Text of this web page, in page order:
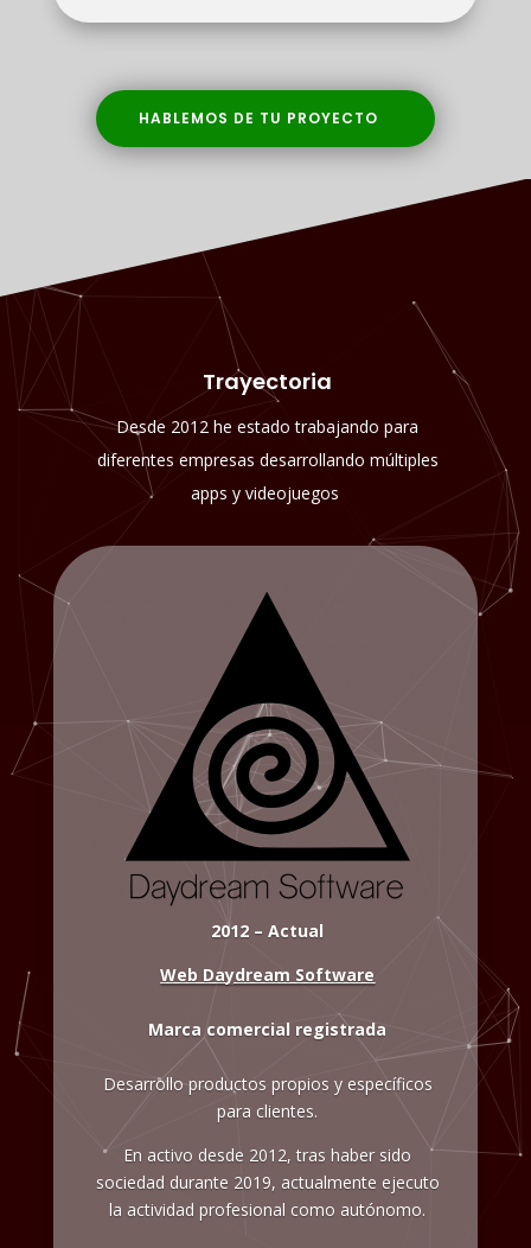
HABLEMOS DE TU PROYECTO
Trayectoria
Desde 2012 he estado trabajando para
diferentes empresas desarrollando múltiples
apps y videojuegos
2012 – Actual
Web Daydream Software
Marca comercial registrada
Desarrollo productos propios y específicos
para clientes.
En activo desde 2012, tras haber sido
sociedad durante 2019, actualmente ejecuto
la actividad profesional como autónomo.